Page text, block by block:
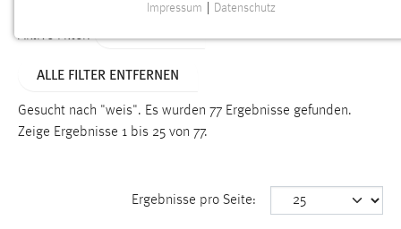
Aktive Filter:
ALLE FILTER ENTFERNEN
Gesucht nach "weis". Es wurden 77 Ergebnisse gefunden.
Zeige Ergebnisse 1 bis 25 von 77.
Ergebnisse pro Seite:
Funktionen und sind für die einwandfreie Funktion der
Einverständnis
cookie_consent
Impressum Datenschutz